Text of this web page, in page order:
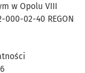
w Opolu VIII
000-02-40 REGON